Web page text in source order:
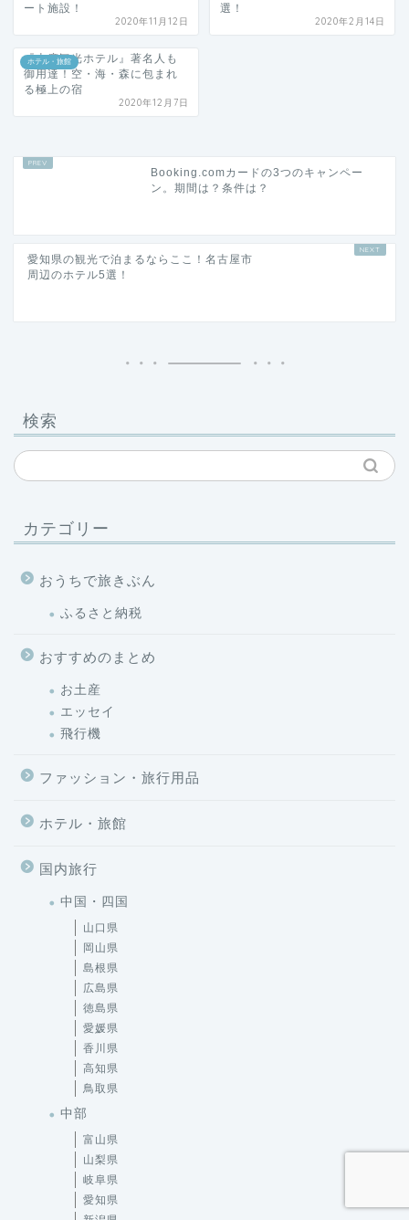
ート施設！
2020年11月12日
選！
2020年2月14日
ホテル・旅館
『志摩観光ホテル』著名人も
御用達！空・海・森に包まれ
る極上の宿
2020年12月7日
Booking.comカードの3つのキャンペー
ン。期間は？条件は？
愛知県の観光で泊まるならここ！名古屋市
周辺のホテル5選！
検索
カテゴリー
おうちで旅きぶん
ふるさと納税
おすすめのまとめ
お土産
エッセイ
飛行機
ファッション・旅行用品
ホテル・旅館
国内旅行
中国・四国
山口県
岡山県
島根県
広島県
徳島県
愛媛県
香川県
高知県
鳥取県
中部
富山県
山梨県
岐阜県
愛知県